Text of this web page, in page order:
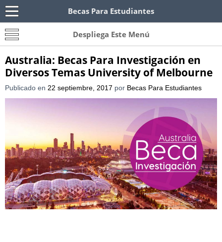
Becas Para Estudiantes
Becas Para Paraguayos
Oferta de becas para Paraguayos. Encuentra las
convocatorias y requisitos de becas para
Despliega Este Menú
Australia: Becas Para Investigación en
Diversos Temas University of Melbourne
Publicado en 22 septiembre, 2017 por Becas Para Estudiantes